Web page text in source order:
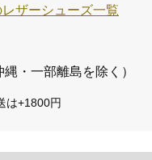
レザーシューズ一覧
・一部離島を除く）
は+1800円